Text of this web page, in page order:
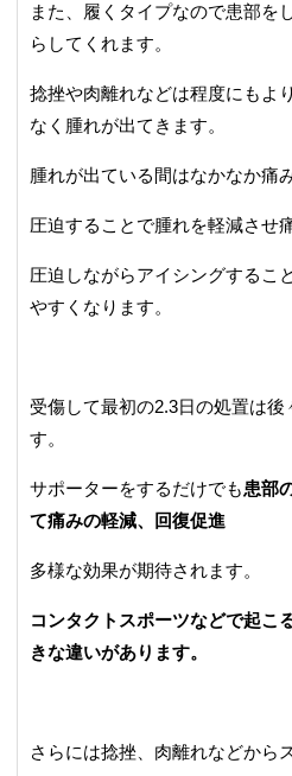
また、履くタイプなので患部を
らしてくれます。
捻挫や肉離れなどは程度にもよ
なく腫れが出てきます。
腫れが出ている間はなかなか痛
圧迫することで腫れを軽減させ
圧迫しながらアイシングするこ
やすくなります。
受傷して最初の2.3日の処置は後
す。
サポーターをするだけでも患部
て痛みの軽減、回復促進
多様な効果が期待されます。
コンタクトスポーツなどで起こ
きな違いがあります。
さらには捻挫、肉離れなどから